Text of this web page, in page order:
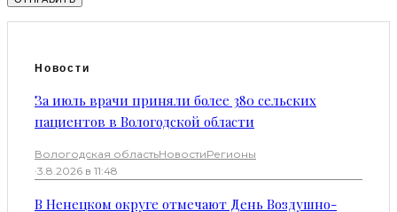
Новости
За июль врачи приняли более 380 сельских
пациентов в Вологодской области
Вологодская областьНовостиРегионы
·3.8.2026 в 11:48
В Ненецком округе отмечают День Воздушно-